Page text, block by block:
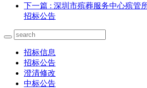
下一篇 : 深圳市殡葬服务中心殡管
招标公告
招标信息
招标公告
澄清修改
中标公告